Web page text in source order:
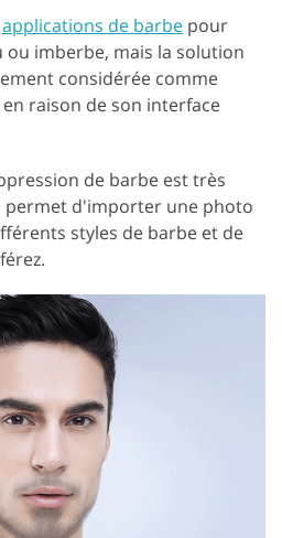
applications de barbe pour
ou imberbe, mais la solution
considérée comme
raison de son interface
de barbe est très
permet d'importer une photo
styles de barbe et de